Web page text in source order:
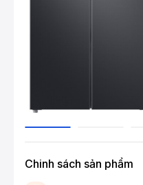
Chinh sách sản phẩm